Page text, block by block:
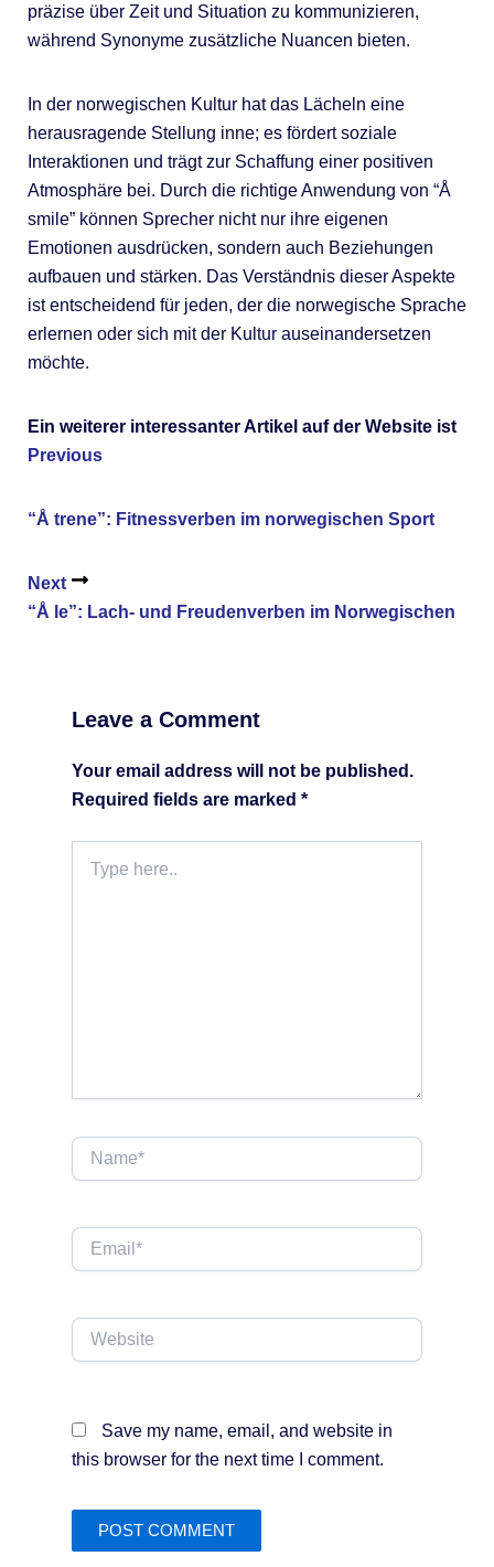
präzise über Zeit und Situation zu kommunizieren,
während Synonyme zusätzliche Nuancen bieten.
In der norwegischen Kultur hat das Lächeln eine
herausragende Stellung inne; es fördert soziale
Interaktionen und trägt zur Schaffung einer positiven
Atmosphäre bei. Durch die richtige Anwendung von “Å
smile” können Sprecher nicht nur ihre eigenen
Emotionen ausdrücken, sondern auch Beziehungen
aufbauen und stärken. Das Verständnis dieser Aspekte
ist entscheidend für jeden, der die norwegische Sprache
erlernen oder sich mit der Kultur auseinandersetzen
möchte.
Ein weiterer interessanter Artikel auf der Website ist
Previous
“Å trene”: Fitnessverben im norwegischen Sport
Next
“Å le”: Lach- und Freudenverben im Norwegischen
Leave a Comment
Your email address will not be published.
Required fields are marked *
here..
Name*
Email*
Website
Save my name, email, and website in
this browser for the next time I comment.